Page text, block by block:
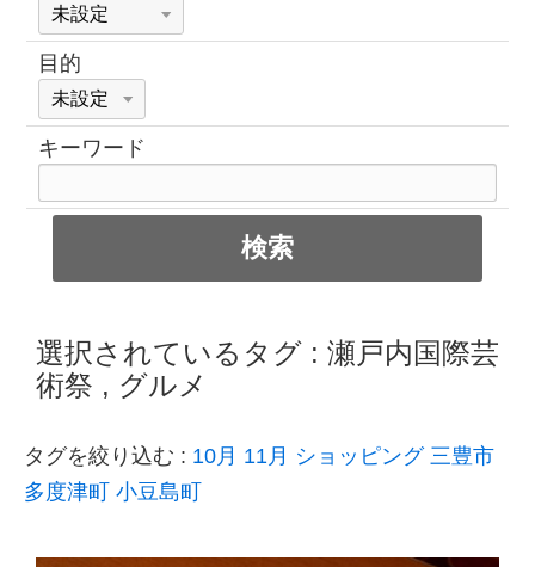
目的
キーワード
選択されているタグ : 瀬戸内国際芸
術祭 , グルメ
タグを絞り込む : 10月 11月 ショッピング 三豊市
多度津町
小豆島町